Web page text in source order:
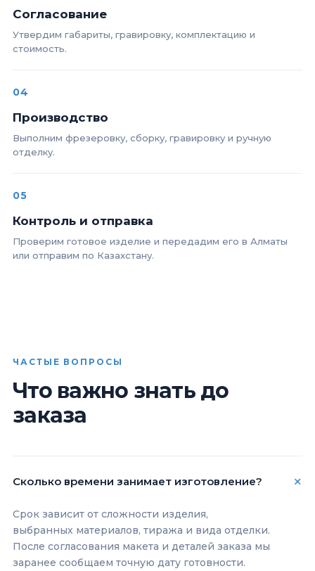
Согласование
Утвердим габариты, гравировку, комплектацию и
стоимость.
04
Производство
Выполним фрезеровку, сборку, гравировку и ручную
отделку.
05
Контроль и отправка
Проверим готовое изделие и передадим его в Алматы
или отправим по Казахстану.
ЧАСТЫЕ ВОПРОСЫ
Что важно знать до
заказа
Сколько времени занимает изготовление?
Срок зависит от сложности изделия,
выбранных материалов, тиража и вида отделки.
После согласования макета и деталей заказа мы
заранее сообщаем точную дату готовности.